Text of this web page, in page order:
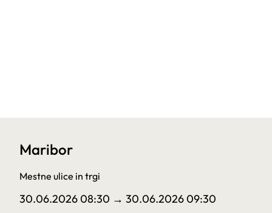
Maribor
Mestne ulice in trgi
30.06.2026 08:30 → 30.06.2026 09:30